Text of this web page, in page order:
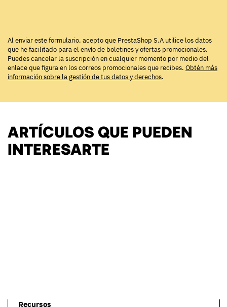
Al enviar este formulario, acepto que PrestaShop S.A utilice los datos
que he facilitado para el envío de boletines y ofertas promocionales.
Puedes cancelar la suscripción en cualquier momento por medio del
enlace que figura en los correos promocionales que recibes. Obtén más
información sobre la gestión de tus datos y derechos.
ARTÍCULOS QUE PUEDEN
INTERESARTE
Recursos